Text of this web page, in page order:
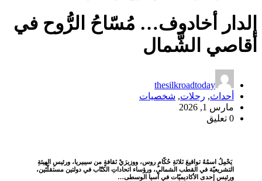
إلدار أخادوف… مُسّاحُ الرُّوح في
أقاصي الشَّمال
thesilkroadtoday
أحداث, رحلات, شخصيات
مارس 1, 2026
0 تعليق
يَحْمِلُ اسمُهُ تواقيعَ ثلاثةِ حُكّامٍ روس، ووزيرَيْ ثقافةٍ من سيبيريا، ورئيسِ الهيئةِ
التشريعيّة في القطب الشمالي، ورؤساء اتحاداتِ الكتّاب في دولتين مستقلّتَين،
ورئيسِ إحدى الأكاديميّات في آسيا الوسطى…